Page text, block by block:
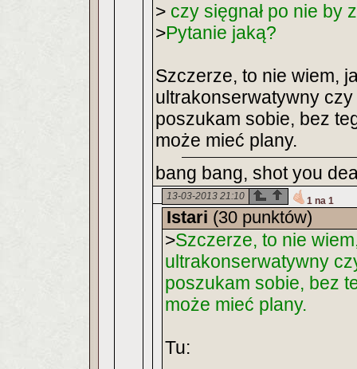
> czy sięgnał po nie by
>Pytanie jaką?
Szczerze, to nie wiem,
ultrakonserwatywny
poszukam sobie, bez
może mieć plany.
bang bang, shot you
13-03-2013 21:10 1 na 1
Istari (30 punktów)
>Szczerze, to nie
ultrakonserwatywny
poszukam sobie, bez
może mieć plany.
Tu: